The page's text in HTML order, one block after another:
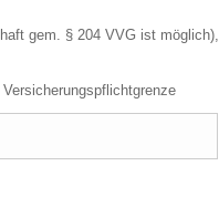
gem. § 204 VVG ist möglich),